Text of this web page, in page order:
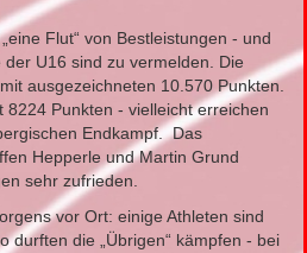
Flut“ von Bestleistungen - und
U16 sind zu vermelden. Die
ausgezeichneten 10.570 Punkten.
8224 Punkten - vielleicht erreichen
Endkampf. Das
Hepperle und Martin Grund
sehr zufrieden.
vor Ort: einige Athleten sind
durften die „Übrigen“ kämpfen - bei